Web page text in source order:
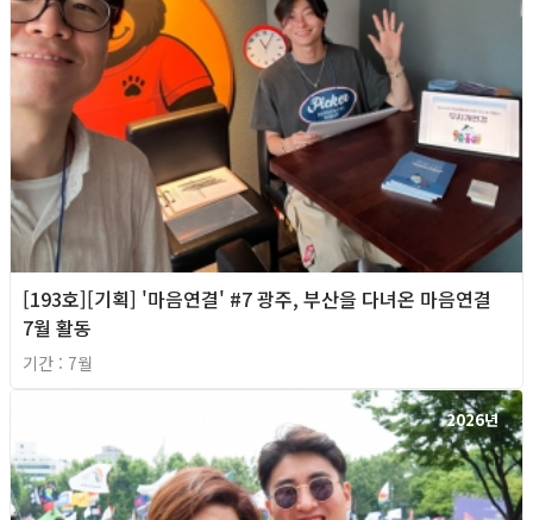
[193호][기획] '마음연결' #7 광주, 부산을 다녀온 마음연결
7월 활동
기간 : 7월
2026년